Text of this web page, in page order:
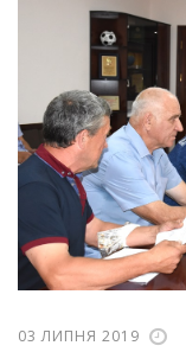
03 ЛИПНЯ 2019